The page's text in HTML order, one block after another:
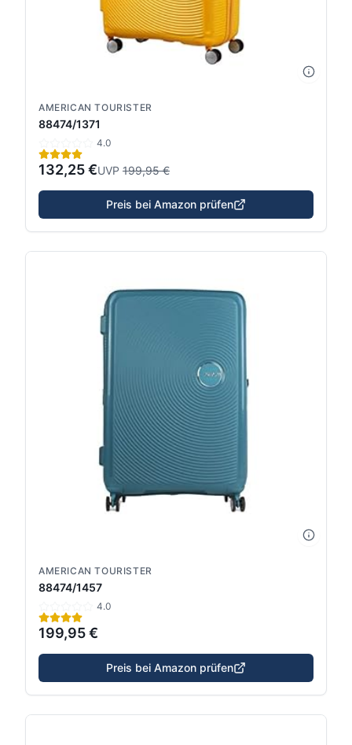
AMERICAN TOURISTER
88474/1371
4.0
132,25 €UVP 199,95 €
Preis bei Amazon prüfen
AMERICAN TOURISTER
88474/1457
4.0
199,95 €
Preis bei Amazon prüfen